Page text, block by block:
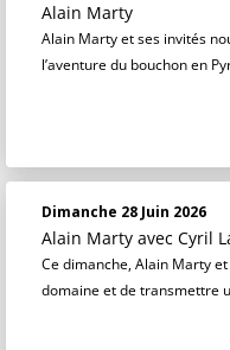
Alain Marty
Alain Marty et ses invités
l’aventure du bouchon en
Dimanche 28 Juin 2026
Alain Marty avec Cyril
Ce dimanche, Alain Marty
domaine et de transmettre